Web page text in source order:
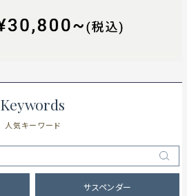
Keywords
人気キーワード
サスペンダー